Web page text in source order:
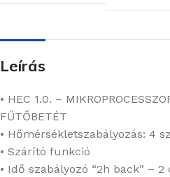
Leírás
• HEC 1.0. –
FŰTŐBETÉT
• Hőmérsékletszabályozás: 4
• Szárító funkció
• Idő szabályozó “2h back” –